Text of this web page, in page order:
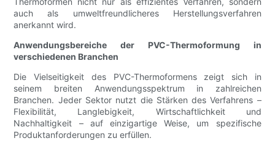
auch als umweltfreundlicheres Herstellungsverfahren
anerkannt wird.
Anwendungsbereiche der PVC-Thermoformung in
verschiedenen Branchen
Die Vielseitigkeit des PVC-Thermoformens zeigt sich in
seinem breiten Anwendungsspektrum in zahlreichen
Branchen. Jeder Sektor nutzt die Stärken des Verfahrens –
Flexibilität, Langlebigkeit, Wirtschaftlichkeit und
Nachhaltigkeit – auf einzigartige Weise, um spezifische
Produktanforderungen zu erfüllen.